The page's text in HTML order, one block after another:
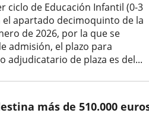
ciclo de Educación Infantil (0-3
el apartado decimoquinto de la
de 2026, por la que se
admisión, el plazo para
adjudicatario de plaza es del...
más de 510.000